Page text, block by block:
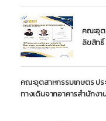
คณะอุต
ลิขสิทธิ์
คณะอุตสาหกรรมเกษตร ปร
ทางเดินจากอาคารสำนักงา